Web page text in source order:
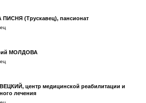
(Трускавец), пансионат
МОЛДОВА
центр медицинской реабилитации и
лечения